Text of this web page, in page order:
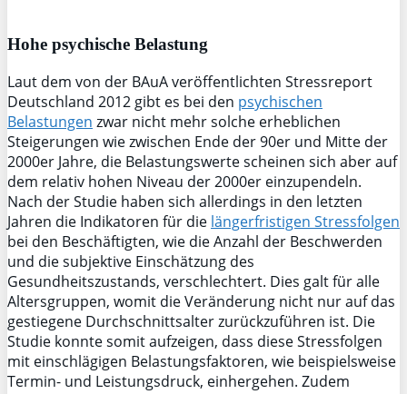
Hohe psychische Belastung
Laut dem von der BAuA veröffentlichten Stressreport
Deutschland 2012 gibt es bei den psychischen
Belastungen zwar nicht mehr solche erheblichen
Steigerungen wie zwischen Ende der 90er und Mitte der
2000er Jahre, die Belastungswerte scheinen sich aber auf
dem relativ hohen Niveau der 2000er einzupendeln.
Nach der Studie haben sich allerdings in den letzten
Jahren die Indikatoren für die längerfristigen Stressfolgen
bei den Beschäftigten, wie die Anzahl der Beschwerden
und die subjektive Einschätzung des
Gesundheitszustands, verschlechtert. Dies galt für alle
Altersgruppen, womit die Veränderung nicht nur auf das
gestiegene Durchschnittsalter zurückzuführen ist. Die
Studie konnte somit aufzeigen, dass diese Stressfolgen
mit einschlägigen Belastungsfaktoren, wie beispielsweise
Termin- und Leistungsdruck, einhergehen. Zudem